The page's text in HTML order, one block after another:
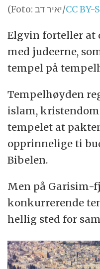
(Foto: יאיר דב/CC BY-
Elgvin forteller at
med judeerne,
tempel på
Tempelhøyden
islam,
tempelet at
opprinnelige ti
Bibelen.
Men på Garisim-
konkurrerende
hellig sted for